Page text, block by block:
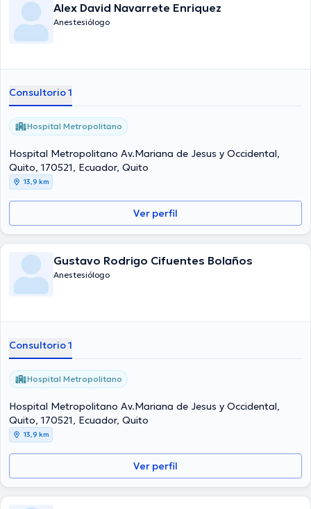
Alex David Navarrete Enriquez
Anestesiólogo
Consultorio 1
Hospital Metropolitano
Hospital Metropolitano Av.Mariana de Jesus y Occidental,
Quito, 170521, Ecuador, Quito
13,9 km
Ver perfil
Gustavo Rodrigo Cifuentes Bolaños
Anestesiólogo
Consultorio 1
Hospital Metropolitano
Hospital Metropolitano Av.Mariana de Jesus y Occidental,
Quito, 170521, Ecuador, Quito
13,9 km
Ver perfil